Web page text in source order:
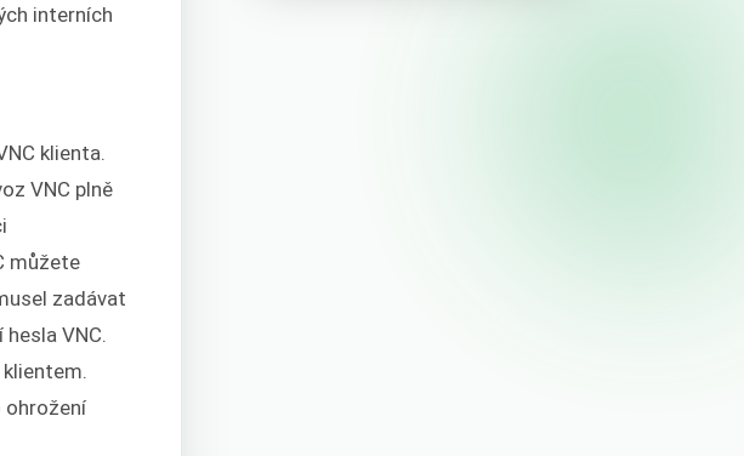
interních
klienta.
VNC plně
můžete
zadávat
VNC.
ohrožení